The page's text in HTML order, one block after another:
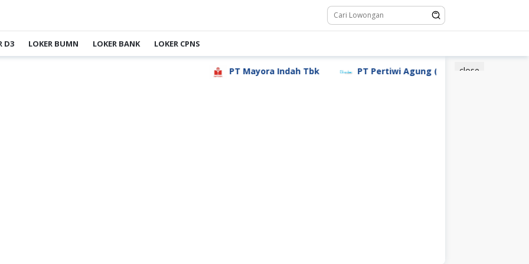
D3 LOKER BUMN LOKER BANK LOKER CPNS
close
PT Mayora Indah Tbk PT Pertiwi Agung (Landson)